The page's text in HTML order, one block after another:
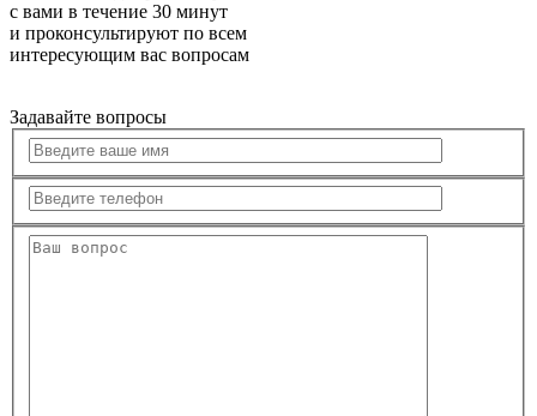
с вами в течение 30 минут
и проконсультируют по всем
интересующим вас вопросам
Задавайте вопросы